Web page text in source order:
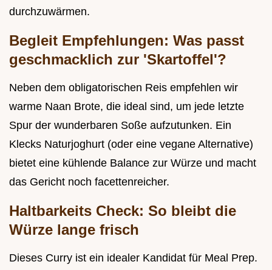
durchzuwärmen.
Begleit Empfehlungen: Was passt
geschmacklich zur 'Skartoffel'?
Neben dem obligatorischen Reis empfehlen wir
warme Naan Brote, die ideal sind, um jede letzte
Spur der wunderbaren Soße aufzutunken. Ein
Klecks Naturjoghurt (oder eine vegane Alternative)
bietet eine kühlende Balance zur Würze und macht
das Gericht noch facettenreicher.
Haltbarkeits Check: So bleibt die
Würze lange frisch
Dieses Curry ist ein idealer Kandidat für Meal Prep.